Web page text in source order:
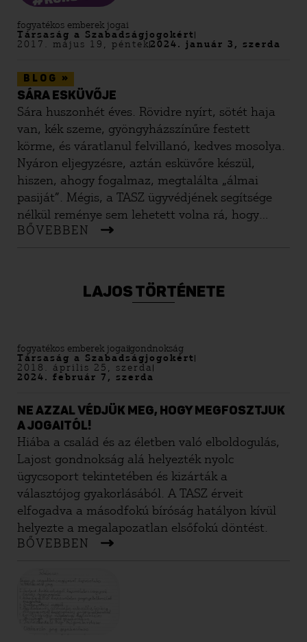
fogyatékos emberek jogai
Társaság a Szabadságjogokért
2017. május 19, péntek2024. január 3, szerda
BLOG »
SÁRA ESKÜVŐJE
Sára huszonhét éves. Rövidre nyírt, sötét haja
van, kék szeme, gyöngyházszínűre festett
körme, és váratlanul felvillanó, kedves mosolya.
Nyáron eljegyzésre, aztán esküvőre készül,
hiszen, ahogy fogalmaz, megtalálta „álmai
pasiját”. Mégis, a TASZ ügyvédjének segítsége
nélkül reménye sem lehetett volna rá, hogy
valaha férjhez menjen. Sára ugyanis Down-
élőknél, akkor sok egyéb mellett azt a jogát sem
gyakorolhatná, hogy maga döntse el, kivel és
BŐVEBBEN
LAJOS TÖRTÉNETE
fogyatékos emberek jogaigondnokság
Társaság a Szabadságjogokért
2018. április 25, szerda
2024. február 7, szerda
NE AZZAL VÉDJÜK MEG, HOGY MEGFOSZTJUK
A JOGAITÓL!
Hiába a család és az életben való elboldogulás,
Lajost gondnokság alá helyezték nyolc
ügycsoport tekintetében és kizárták a
választójog gyakorlásából. A TASZ érveit
elfogadva a másodfokú bíróság hatályon kívül
helyezte a megalapozatlan elsőfokú döntést.
BŐVEBBEN